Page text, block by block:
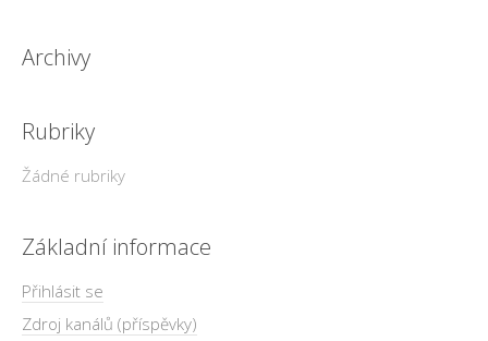
Archivy
Rubriky
Žádné rubriky
Základní informace
Přihlásit se
Zdroj kanálů (příspěvky)